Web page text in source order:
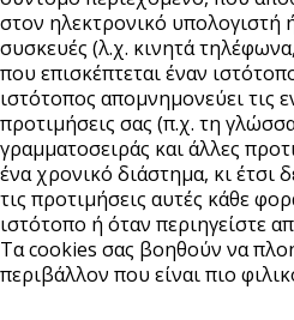
στον ηλεκτρονικό υπολογιστή
συσκευές (λ.χ. κινητά
που επισκέπτεται έναν
ιστότοπος απομνημονεύει τις
προτιμήσεις σας (π.χ. τη
γραμματοσειράς και άλλες
ένα χρονικό διάστημα, κι έτσι
τις προτιμήσεις αυτές κάθε
ιστότοπο ή όταν περιηγείστε
Τα cookies σας βοηθούν να
περιβάλλον που είναι πιο